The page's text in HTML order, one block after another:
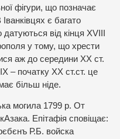
фігури, що позначає
є багато
від кінця XVIII
у тому, що хрести
аж до середини ХХ ст.
– початку ХХ ст.ст. це
більш ніде.
могила 1799 р. От
Епітафія сповіщає:
Р.Б. войска